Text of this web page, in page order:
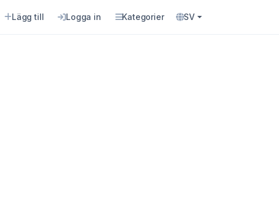
Lägg till Logga in Kategorier SV